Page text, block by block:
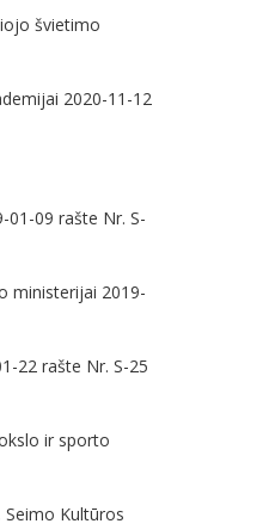
švietimo
2020-11-12
09 rašte Nr. S-
ministerijai 2019-
22 rašte Nr. S-25
ir sporto
Kultūros